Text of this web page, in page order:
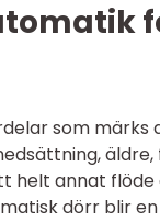
som märks
helt annat
dörr blir